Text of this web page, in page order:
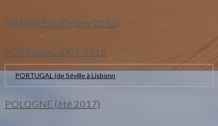
NAMIBIE SUD (janv 2016)
PORTUGAL OCT 2016
PORTUGAL (de Séville à Lisbonn
POLOGNE (été 2017)